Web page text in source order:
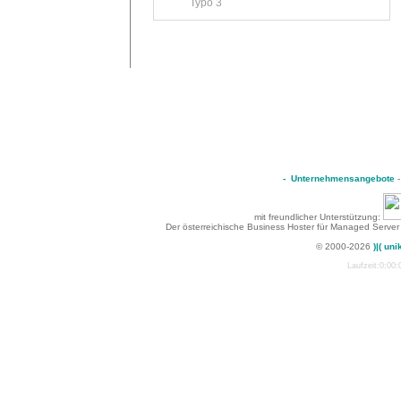
Typo 3
- Unternehmensangebote
mit freundlicher Unterstützung:
Der österreichische Business Hoster für Managed
© 2000-2026 )|(